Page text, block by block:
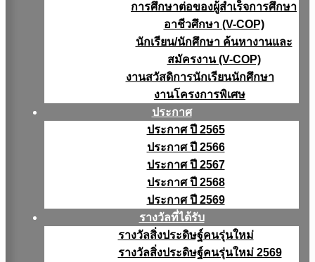
การศึกษาต่อของผู้สำเร็จการศึกษา
อาชีวศึกษา (V-COP)
นักเรียน/นักศึกษา ค้นหางานและ
สมัครงาน (V-COP)
งานสวัสดิการนักเรียนนักศึกษา
งานโครงการพิเศษ
ประกาศ
ประกาศ ปี 2565
ประกาศ ปี 2566
ประกาศ ปี 2567
ประกาศ ปี 2568
ประกาศ ปี 2569
รางวัลที่ได้รับ
รางวัลสิ่งประดิษฐ์คนรุ่นใหม่
รางวัลสิ่งประดิษฐ์คนรุ่นใหม่ 2569